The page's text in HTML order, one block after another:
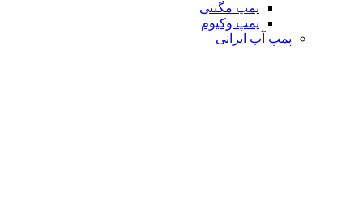
پمپ مگنتی
پمپ وکیوم
پمپ آب ایرانی